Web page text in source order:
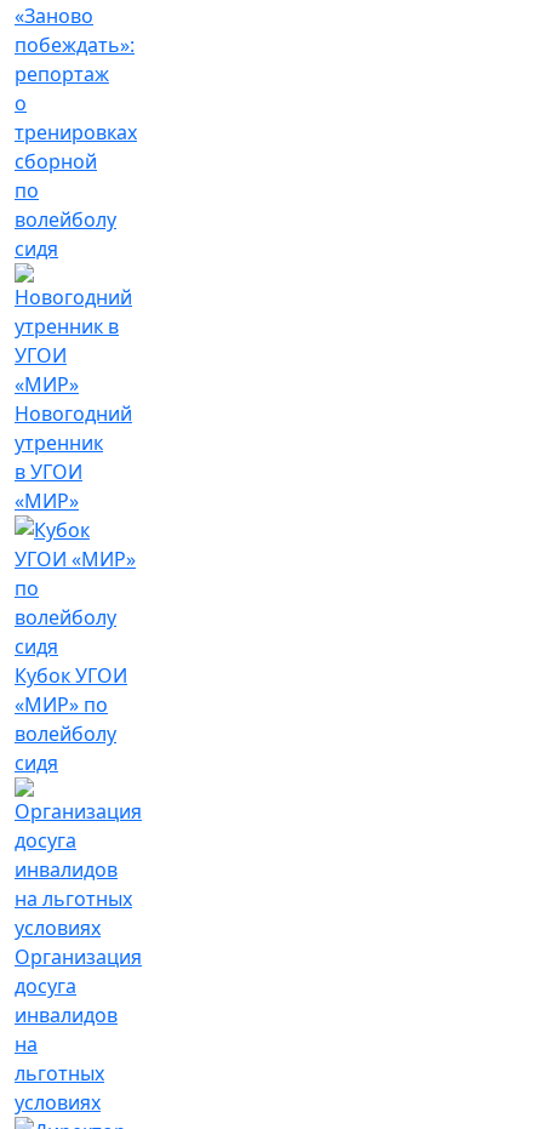
«Заново
побеждать»:
репортаж
о
тренировках
сборной
по
волейболу
сидя
Новогодний
утренник
в УГОИ
«МИР»
Кубок УГОИ
«МИР» по
волейболу
сидя
Организация
досуга
инвалидов
на
льготных
условиях